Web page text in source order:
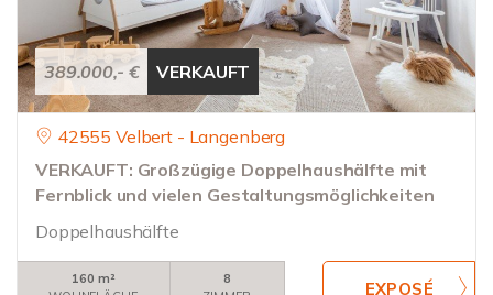
389.000,- € VERKAUFT
42555 Velbert - Langenberg
VERKAUFT: Großzügige Doppelhaushälfte mit
Fernblick und vielen Gestaltungsmöglichkeiten
Doppelhaushälfte
160 m²
8